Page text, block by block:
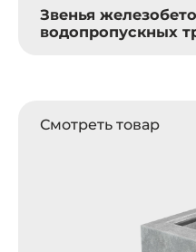
Звенья
водопропускных
Смотреть товар